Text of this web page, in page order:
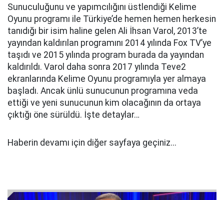
Sunuculuğunu ve yapımcılığını üstlendiği Kelime
Oyunu programı ile Türkiye’de hemen hemen herkesin
tanıdığı bir isim haline gelen Ali İhsan Varol, 2013’te
yayından kaldırılan programını 2014 yılında Fox TV’ye
taşıdı ve 2015 yılında program burada da yayından
kaldırıldı. Varol daha sonra 2017 yılında Teve2
ekranlarında Kelime Oyunu programıyla yer almaya
başladı. Ancak ünlü sunucunun programına veda
ettiği ve yeni sunucunun kim olacağının da ortaya
çıktığı öne sürüldü. İşte detaylar…
Haberin devamı için diğer sayfaya geçiniz...